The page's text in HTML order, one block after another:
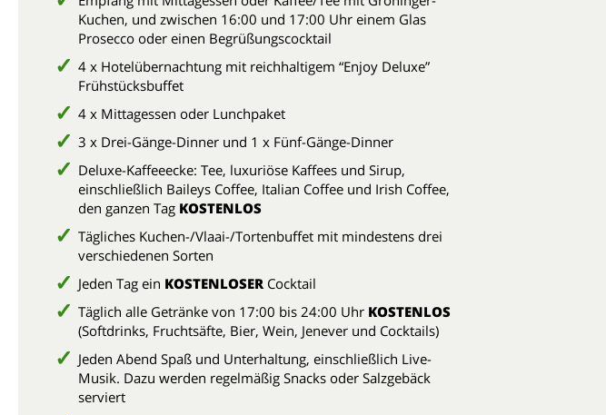
Kuchen, und zwischen 16:00 und 17:00 Uhr einem Glas
Prosecco oder einen Begrüßungscocktail
4 x Hotelübernachtung mit reichhaltigem “Enjoy Deluxe”
Frühstücksbuffet
4 x Mittagessen oder Lunchpaket
3 x Drei-Gänge-Dinner und 1 x Fünf-Gänge-Dinner
Deluxe-Kaffeeecke: Tee, luxuriöse Kaffees und Sirup,
einschließlich Baileys Coffee, Italian Coffee und Irish Coffee,
den ganzen Tag KOSTENLOS
Tägliches Kuchen-/Vlaai-/Tortenbuffet mit mindestens drei
verschiedenen Sorten
Jeden Tag ein KOSTENLOSER Cocktail
Täglich alle Getränke von 17:00 bis 24:00 Uhr KOSTENLOS
(Softdrinks, Fruchtsäfte, Bier, Wein, Jenever und Cocktails)
Jeden Abend Spaß und Unterhaltung, einschließlich Live-
Musik. Dazu werden regelmäßig Snacks oder Salzgebäck
serviert